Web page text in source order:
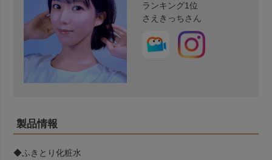
ランキング1位
さえきっちさん
製品情報
◆ふきとり化粧水